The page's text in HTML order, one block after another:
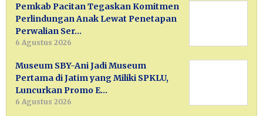
Pemkab Pacitan Tegaskan Komitmen
Perlindungan Anak Lewat Penetapan
Perwalian Ser…
6 Agustus 2026
Museum SBY-Ani Jadi Museum
Pertama di Jatim yang Miliki SPKLU,
Luncurkan Promo E…
6 Agustus 2026